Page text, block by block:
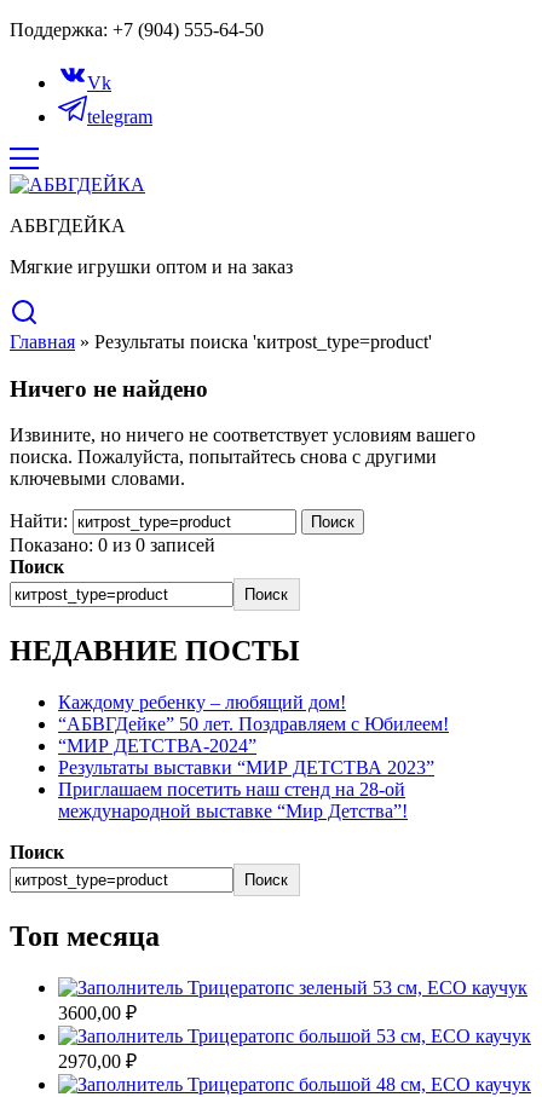
Поддержка: +7 (904) 555-64-50
Vk
telegram
АБВГДЕЙКА
Мягкие игрушки оптом и на заказ
Главная » Результаты поиска 'китpost_type=product'
Ничего не найдено
Извините, но ничего не соответствует условиям вашего
поиска. Пожалуйста, попытайтесь снова с другими
ключевыми словами.
Найти:
Показано: 0 из 0 записей
Поиск
Поиск
НЕДАВНИЕ ПОСТЫ
Каждому ребенку – любящий дом!
“АБВГДейке” 50 лет. Поздравляем с Юбилеем!
“МИР ДЕТСТВА-2024”
Результаты выставки “МИР ДЕТСТВА 2023”
Приглашаем посетить наш стенд на 28-ой
международной выставке “Мир Детства”!
Поиск
Поиск
Топ месяца
Трицератопс зеленый 53 см, ECO каучук
3600,00 ₽
Трицератопс большой 53 см, ECO каучук
2970,00 ₽
Трицератопс большой 48 см, ECO каучук